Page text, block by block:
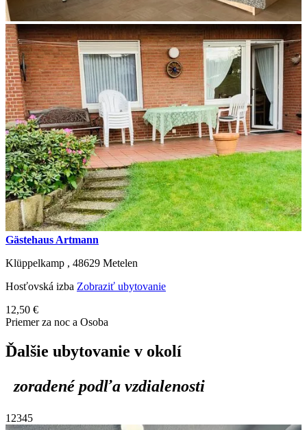
Gästehaus Artmann
Klüppelkamp , 48629 Metelen
Hosťovská izba Zobraziť ubytovanie
12,50 €
Priemer za noc a Osoba
Ďalšie ubytovanie v okolí
zoradené podľa vzdialenosti
1 2345